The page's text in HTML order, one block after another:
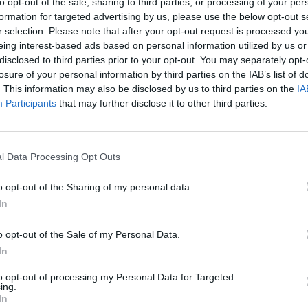
for targeted advertising by us, please use the below opt-out
selection. Please note that after your opt-out request is processed
interest-based ads based on personal information utilized by us
to third parties prior to your opt-out. You may separately
of your personal information by third parties on the IAB’s list of
This information may also be disclosed by us to third parties on the
Participants that may further disclose it to other third parties.
Data Processing Opt Outs
opt-out of the Sharing of my personal data.
opt-out of the Sale of my Personal Data.
opt-out of processing my Personal Data for Targeted
bras peut fausser la tension
Le milieu du brassard doit se situer au
niveau du cœur. Si le bras est plus bas, la colonne de
plus de pression pour faire circuler le sang, ce qui
d’environ 0,5 mmHg par centimètre de
trop haut, sous-estimant la tension.
peut transformer une tension de 128/79 mmHg,
classée en hypertension de grade 1. La position du
diagnostic précis, évitant à la fois un surdiagnostic ou
prise en charge.
son bras pour mesurer la
sont simples : s’asseoir confortablement sur